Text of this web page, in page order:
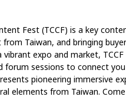
Fest (TCCF) is a key
Taiwan, and bringing
expo and market,
forum sessions to connect
pioneering immersive
elements from Taiwan.